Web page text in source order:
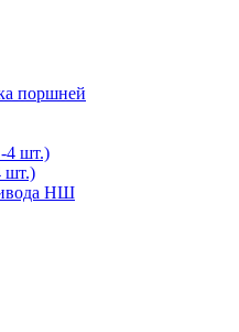
поршней
4 шт.)
шт.)
НШ